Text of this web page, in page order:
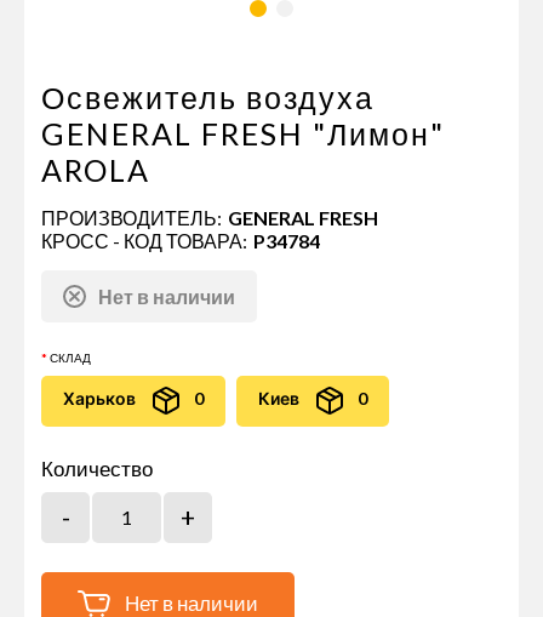
Освежитель воздуха
GENERAL FRESH "Лимон"
AROLA
ПРОИЗВОДИТЕЛЬ: GENERAL FRESH
КРОСС - КОД ТОВАРА: P34784
Нет в наличии
СКЛАД
Харьков 0 Киев 0
Количество
Нет в наличии